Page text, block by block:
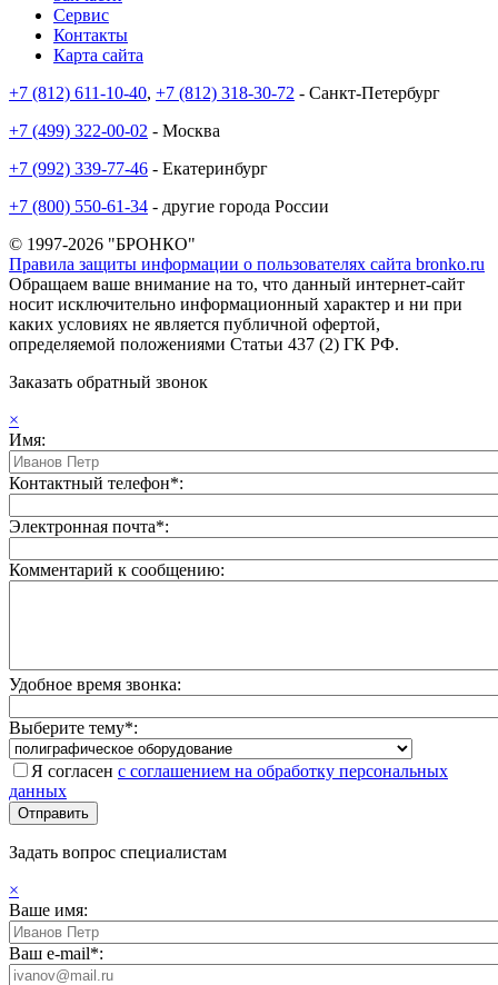
Сервис
Контакты
Карта сайта
+7 (812) 611-10-40, +7 (812) 318-30-72 - Санкт-Петербург
+7 (499) 322-00-02 - Москва
+7 (992) 339-77-46 - Екатеринбург
+7 (800) 550-61-34 - другие города России
© 1997-2026 "БРОНКО"
Правила защиты информации о пользователях сайта bronko.ru
Обращаем ваше внимание на то, что данный интернет-сайт
носит исключительно информационный характер и ни при
каких условиях не является публичной офертой,
определяемой положениями Статьи 437 (2) ГК РФ.
Заказать обратный звонок
×
Имя:
Контактный телефон*:
Электронная почта*:
Комментарий к сообщению:
Удобное время звонка:
Выберите тему*:
Я согласен с соглашением на обработку персональных
данных
Задать вопрос специалистам
×
Ваше имя:
Ваш e-mail*: